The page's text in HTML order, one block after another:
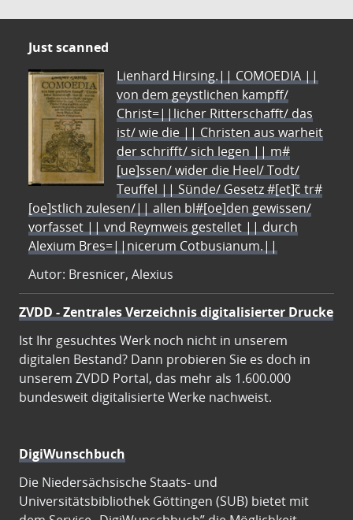
Just scanned
Lienhard Hirsing.|| COMOEDIA ||
von dem geystlichen kampff/
Christ=||licher Ritterschafft/ das
ist/ wie die || Christen aus warheit
der schrifft/ sich legen || m#
[ue]ssen/ wider die Heel/ Todt/
Teuffel || Sünde/ Gesetz #[et]c̃ tr#
[oe]stlich zulesen/|| allen bl#[oe]den gewissen/
vorfasset || vnd Reymweis gestellet || durch
Alexium Bres=||nicerum Cotbusianum.||
Autor: Bresnicer, Alexius
ZVDD - Zentrales Verzeichnis digitalisierter Drucke
Ist Ihr gesuchtes Werk noch nicht in unserem
digitalen Bestand? Dann probieren Sie es doch in
unserem ZVDD Portal, das mehr als 1.600.000
bundesweit digitalisierte Werke nachweist.
DigiWunschbuch
Die Niedersächsische Staats- und
Universitätsbibliothek Göttingen (SUB) bietet mit